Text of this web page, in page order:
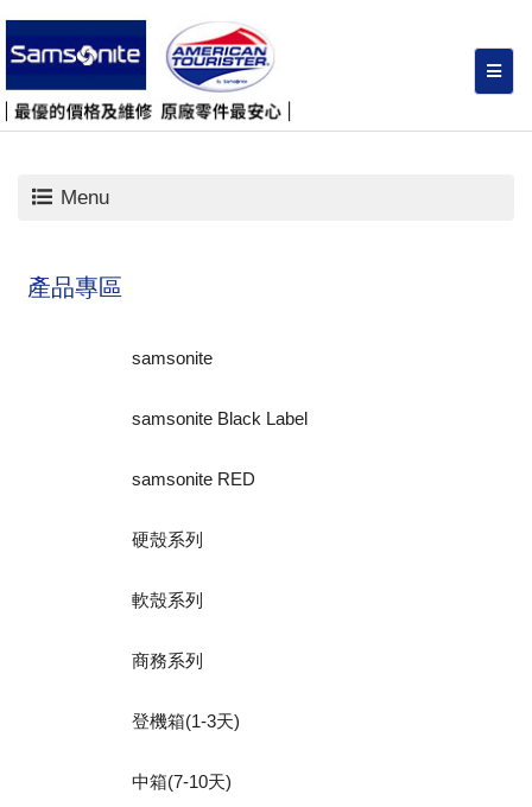
Menu
產品專區
samsonite
samsonite Black Label
samsonite RED
硬殼系列
軟殼系列
商務系列
登機箱(1-3天)
中箱(7-10天)